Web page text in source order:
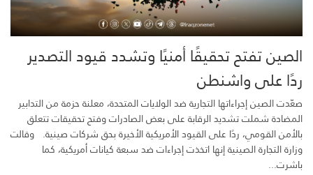
الصين تفتح تحقيقًا أمنيًا وتشدد قيود التصدير
ردًا على واشنطن
صعّدت الصين إجراءاتها التجارية ضد الولايات المتحدة، معلنة حزمة من التدابير
المضادة شملت تشديد الرقابة على بعض الصادرات وفتح تحقيقات تتعلق
بالأمن القومي، ردًا على القيود الأمريكية الأخيرة بحق شركات صينية. وقالت
وزارة التجارة الصينية إنها اتخذت إجراءات ضد سبعة كيانات أمريكية، كما
باشرت...